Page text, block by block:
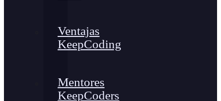
Ventajas
KeepCoding
Mentores
KeepCoders